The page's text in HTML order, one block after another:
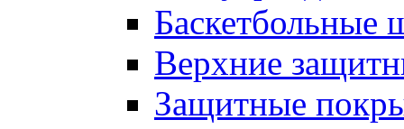
Баскетбольные
Верхние
Защитные